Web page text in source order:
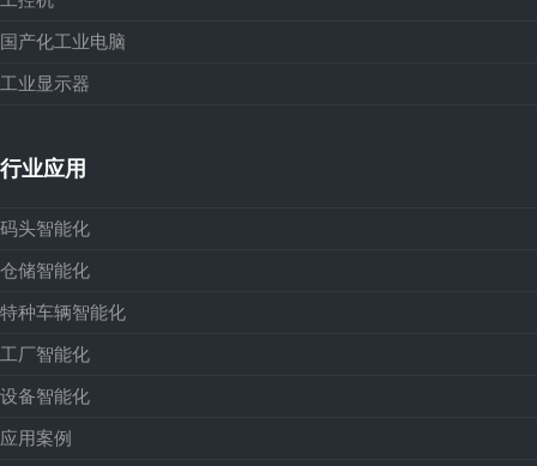
国产化工业电脑
工业显示器
行业应用
码头智能化
仓储智能化
特种车辆智能化
工厂智能化
设备智能化
应用案例